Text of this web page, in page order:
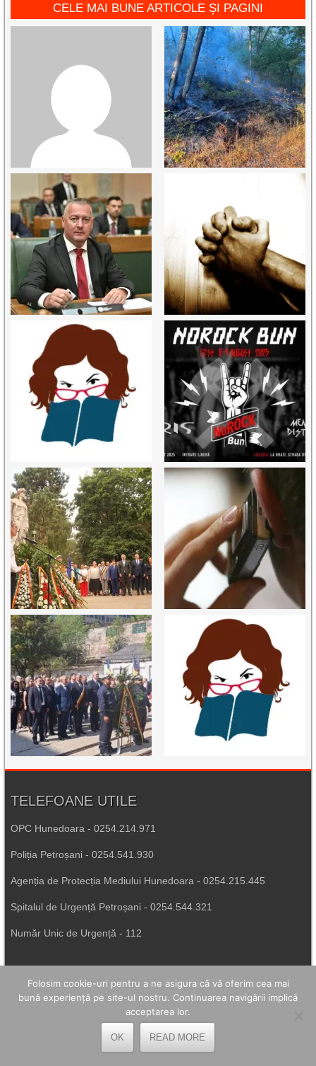
CELE MAI BUNE ARTICOLE ȘI PAGINI
TELEFOANE UTILE
OPC Hunedoara - 0254.214.971
Poliția Petroșani - 0254.541.930
Agenția de Protecția Mediului Hunedoara - 0254.215.445
Spitalul de Urgență Petroșani - 0254.544.321
Număr Unic de Urgență - 112
Prefectura Hunedoara
Inspectoratul Școlar Hunedoara
Folosim cookie-uri pentru a ne asigura că vă oferim cea mai
bună experiență pe site-ul nostru. Continuarea navigării implică
acceptarea lor.
OK READ MORE